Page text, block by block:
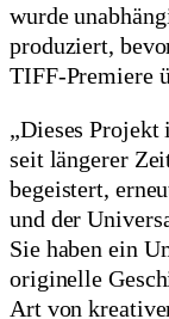
wurde
produziert,
TIFF-Premiere
„Dieses
seit längerer
begeistert,
und der
Sie haben ein
originelle
Art von